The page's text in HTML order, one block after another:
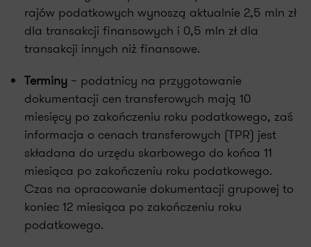
rajów podatkowych wynoszą aktualnie 2,5 mln zł
dla transakcji finansowych i 0,5 mln zł dla
transakcji innych niż finansowe.
Terminy – podatnicy na przygotowanie
dokumentacji cen transferowych mają 10
miesięcy po zakończeniu roku podatkowego, zaś
informacja o cenach transferowych (TPR) jest
składana do urzędu skarbowego do końca 11
miesiąca po zakończeniu roku podatkowego.
Czas na opracowanie dokumentacji grupowej to
koniec 12 miesiąca po zakończeniu roku
podatkowego.